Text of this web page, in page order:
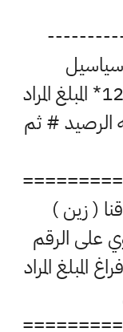
على *123* المبلغ المراد
# ثم
)
على الرقم
المراد